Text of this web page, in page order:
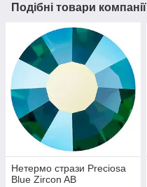
Подібні товари компанії
Нетермо стрази Preciosa
Blue Zircon AB